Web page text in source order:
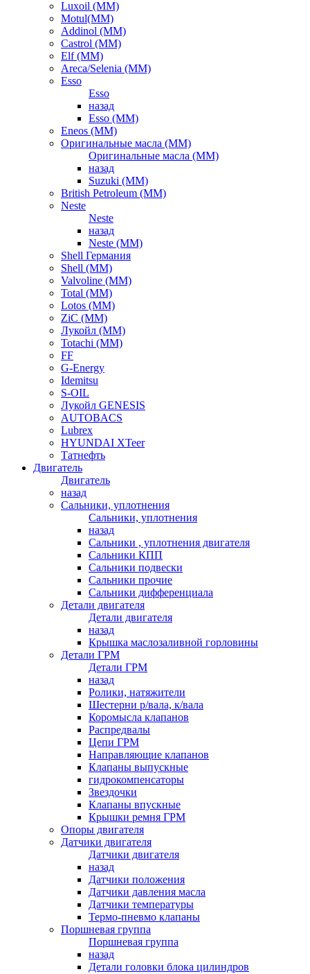
Luxoil (ММ)
Motul(ММ)
Addinol (ММ)
Castrol (ММ)
Elf (ММ)
Areca/Selenia (ММ)
Esso
Esso
назад
Esso (ММ)
Eneos (ММ)
Оригинальные масла (ММ)
Оригинальные масла (ММ)
назад
Suzuki (ММ)
British Petroleum (ММ)
Neste
Neste
назад
Neste (ММ)
Shell Германия
Shell (ММ)
Valvoline (ММ)
Total (ММ)
Lotos (ММ)
ZiC (ММ)
Лукойл (ММ)
Totachi (MM)
FF
G-Energy
Idemitsu
S-OIL
Лукойл GENESIS
AUTOBACS
Lubrex
HYUNDAI XTeer
Татнефть
Двигатель
Двигатель
назад
Сальники, уплотнения
Сальники, уплотнения
назад
Сальники , уплотнения двигателя
Сальники КПП
Сальники подвески
Сальники прочие
Сальники дифференциала
Детали двигателя
Детали двигателя
назад
Крышка маслозаливной горловины
Детали ГРМ
Детали ГРМ
назад
Ролики, натяжители
Шестерни р/вала, к/вала
Коромысла клапанов
Распредвалы
Цепи ГРМ
Направляющие клапанов
Клапаны выпускные
гидрокомпенсаторы
Звездочки
Клапаны впускные
Крышки ремня ГРМ
Опоры двигателя
Датчики двигателя
Датчики двигателя
назад
Датчики положения
Датчики давления масла
Датчики температуры
Термо-пневмо клапаны
Поршневая группа
Поршневая группа
назад
Детали головки блока цилиндров